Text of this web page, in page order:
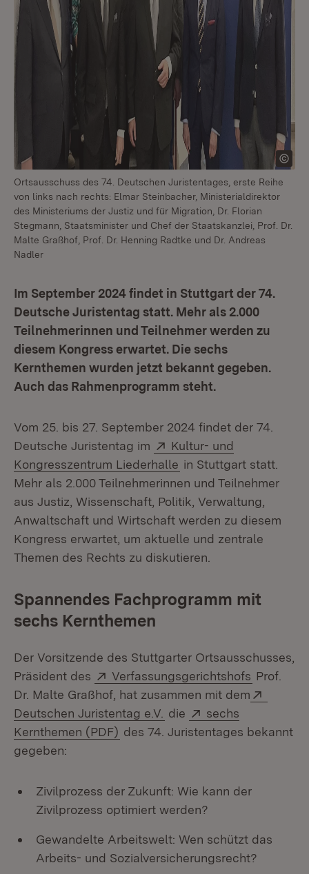
Ortsausschuss des 74. Deutschen Juristentages, erste Reihe
von links nach rechts: Elmar Steinbacher, Ministerialdirektor
des Ministeriums der Justiz und für Migration, Dr. Florian
Stegmann, Staatsminister und Chef der Staatskanzlei, Prof. Dr.
Malte Graßhof, Prof. Dr. Henning Radtke und Dr. Andreas
Nadler
Im September 2024 findet in Stuttgart der 74.
Deutsche Juristentag statt. Mehr als 2.000
Teilnehmerinnen und Teilnehmer werden zu
diesem Kongress erwartet. Die sechs
Kernthemen wurden jetzt bekannt gegeben.
Auch das Rahmenprogramm steht.
Vom 25. bis 27. September 2024 findet der 74.
Deutsche Juristentag im
Extern:
Kultur- und
Kongresszentrum Liederhalle (Öffnet in neuem
in Stuttgart statt.
Mehr als 2.000 Teilnehmerinnen und Teilnehmer
aus Justiz, Wissenschaft, Politik, Verwaltung,
Anwaltschaft und Wirtschaft werden zu diesem
Kongress erwartet, um aktuelle und zentrale
Themen des Rechts zu diskutieren.
Spannendes Fachprogramm mit
sechs Kernthemen
Der Vorsitzende des Stuttgarter Ortsausschusses,
Präsident des
Extern:
Verfassungsgerichtshofs (Öffnet
Prof.
Dr. Malte Graßhof, hat zusammen mit dem
Deutschen Juristentag e.V. (Öffnet in neuem Fenster)
die Extern:
sechs
Kernthemen (PDF) (Öffnet in neuem Fenster)
des 74. Juristentages bekannt
gegeben:
Zivilprozess der Zukunft: Wie kann der
Zivilprozess optimiert werden?
Gewandelte Arbeitswelt: Wen schützt das
Arbeits- und Sozialversicherungsrecht?